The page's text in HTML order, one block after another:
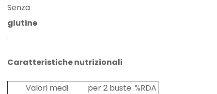
Senza
glutine
.
Caratteristiche nutrizionali
Valori medi per 2 buste %RDA